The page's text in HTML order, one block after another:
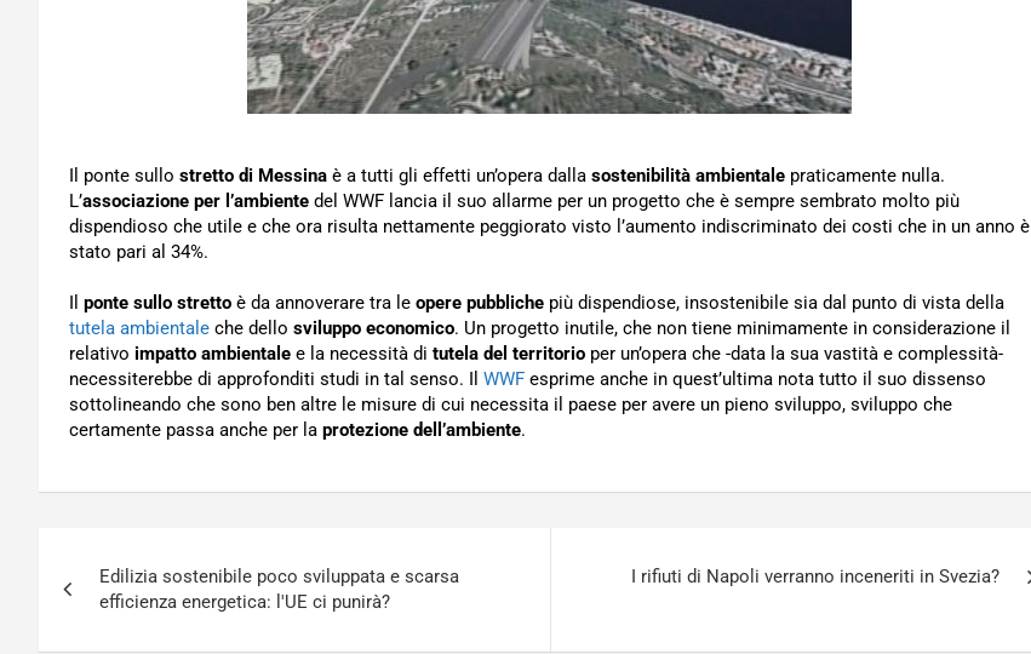
Il ponte sullo stretto di Messina è a tutti gli effetti un’opera dalla sostenibilità ambientale praticamente nulla.
L’associazione per l’ambiente del WWF lancia il suo allarme per un progetto che è sempre sembrato molto più
dispendioso che utile e che ora risulta nettamente peggiorato visto l’aumento indiscriminato dei costi che in un anno è
stato pari al 34%.
Il ponte sullo stretto è da annoverare tra le opere pubbliche più dispendiose, insostenibile sia dal punto di vista della
tutela ambientale che dello sviluppo economico. Un progetto inutile, che non tiene minimamente in considerazione il
relativo impatto ambientale e la necessità di tutela del territorio per un’opera che -data la sua vastità e complessità-
necessiterebbe di approfonditi studi in tal senso. Il WWF esprime anche in quest’ultima nota tutto il suo dissenso
sottolineando che sono ben altre le misure di cui necessita il paese per avere un pieno sviluppo, sviluppo che
certamente passa anche per la protezione dell’ambiente.
articoli
Edilizia sostenibile poco sviluppata e scarsa
efficienza energetica: l'UE ci punirà?
I rifiuti di Napoli verranno inceneriti in Svezia?